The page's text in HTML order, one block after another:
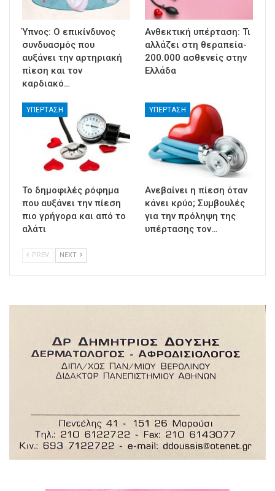
Ύπνος: Ο επικίνδυνος
συνδυασμός που
αυξάνει την αρτηριακή
πίεση και τον
καρδιακό…
Ανθεκτική υπέρταση: Τι
αλλάζει στη θεραπεία-
200.000 ασθενείς στην
Ελλάδα
ΥΠΈΡΤΑΣΗ
Το δημοφιλές ρόφημα
που αυξάνει την πίεση
πιο γρήγορα και από το
αλάτι
ΥΠΈΡΤΑΣΗ
Ανεβαίνει η πίεση όταν
κάνει κρύο; Συμβουλές
για την πρόληψη της
υπέρτασης τον…
PREV NEXT